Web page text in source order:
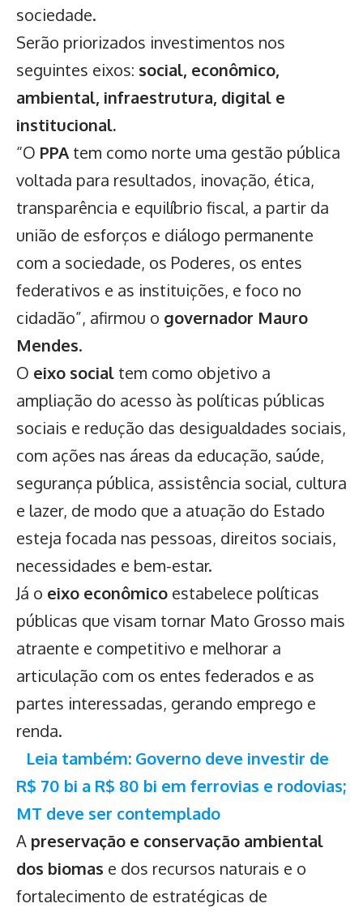
sociedade.
Serão priorizados investimentos nos
seguintes eixos: social, econômico,
ambiental, infraestrutura, digital e
institucional.
“O PPAtem como norte uma gestão pública
voltada para resultados, inovação, ética,
transparência e equilíbrio fiscal, a partir da
união de esforços e diálogo permanente
com a sociedade, os Poderes, os entes
federativos e as instituições, e foco no
cidadão”, afirmou o governador Mauro
Mendes.
O eixo social tem como objetivo a
ampliação do acesso às políticas públicas
sociais e redução das desigualdades sociais,
com ações nas áreas da educação, saúde,
segurança pública, assistência social, cultura
e lazer, de modo que a atuação do Estado
esteja focada nas pessoas, direitos sociais,
necessidades e bem-estar.
Já o eixo econômico estabelece políticas
públicas que visam tornar Mato Grosso mais
atraente e competitivo e melhorar a
articulação com os entes federados e as
partes interessadas, gerando emprego e
renda.
Leia também: Governo deve investir de
R$ 70 bi a R$ 80 bi em ferrovias e rodovias;
MT deve ser contemplado
A preservação e conservação ambiental
dos biomas e dos recursos naturais e o
fortalecimento de estratégicas de